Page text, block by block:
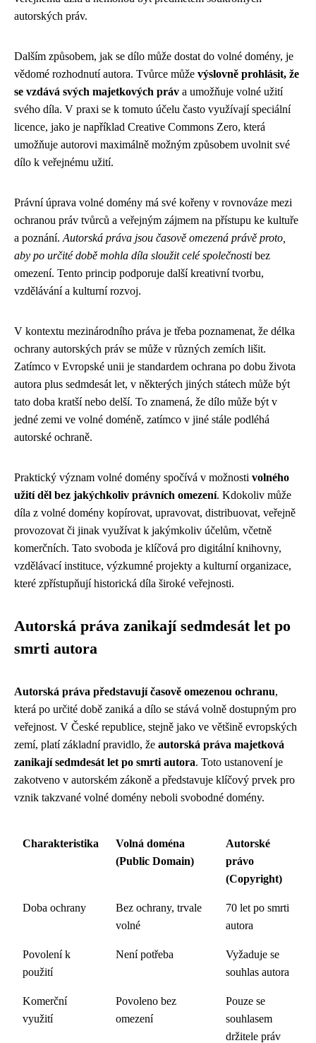
autorských práv.
Dalším způsobem, jak se dílo může dostat do volné domény, je
vědomé rozhodnutí autora. Tvůrce může výslovně prohlásit, že
se vzdává svých majetkových práv a umožňuje volné užití
svého díla. V praxi se k tomuto účelu často využívají speciální
licence, jako je například Creative Commons Zero, která
umožňuje autorovi maximálně možným způsobem uvolnit své
dílo k veřejnému užití.
Právní úprava volné domény má své kořeny v rovnováze mezi
ochranou práv tvůrců a veřejným zájmem na přístupu ke kultuře
a poznání. Autorská práva jsou časově omezená právě proto,
aby po určité době mohla díla sloužit celé společnosti bez
omezení. Tento princip podporuje další kreativní tvorbu,
vzdělávání a kulturní rozvoj.
V kontextu mezinárodního práva je třeba poznamenat, že délka
ochrany autorských práv se může v různých zemích lišit.
Zatímco v Evropské unii je standardem ochrana po dobu života
autora plus sedmdesát let, v některých jiných státech může být
tato doba kratší nebo delší. To znamená, že dílo může být v
jedné zemi ve volné doméně, zatímco v jiné stále podléhá
autorské ochraně.
Praktický význam volné domény spočívá v možnosti volného
užití děl bez jakýchkoliv právních omezení. Kdokoliv může
díla z volné domény kopírovat, upravovat, distribuovat, veřejně
provozovat či jinak využívat k jakýmkoliv účelům, včetně
komerčních. Tato svoboda je klíčová pro digitální knihovny,
vzdělávací instituce, výzkumné projekty a kulturní organizace,
které zpřístupňují historická díla široké veřejnosti.
Autorská práva zanikají sedmdesát let po
smrti autora
Autorská práva představují časově omezenou ochranu,
která po určité době zaniká a dílo se stává volně dostupným pro
veřejnost. V České republice, stejně jako ve většině evropských
zemí, platí základní pravidlo, že autorská práva majetková
zanikají sedmdesát let po smrti autora. Toto ustanovení je
zakotveno v autorském zákoně a představuje klíčový prvek pro
vznik takzvané volné domény neboli svobodné domény.
Charakteristika
Volná doména
(Public Domain)
Autorské
právo
(Copyright)
Doba ochrany
Bez ochrany, trvale
volné
70 let po smrti
autora
Povolení k
použití
Není potřeba
Vyžaduje se
souhlas autora
Komerční
využití
Povoleno bez
omezení
Pouze se
souhlasem
držitele práv